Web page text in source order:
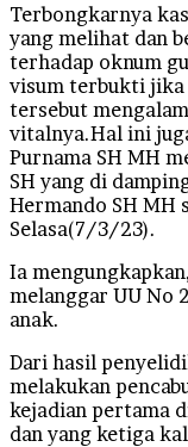
Terbongkarnya
yang melihat dan
terhadap oknum
visum terbukti jika
tersebut
vitalnya.Hal ini
Purnama SH MH
SH yang di
Hermando SH MH
Selasa(7/3/23).
Ia
melanggar UU No
anak.
Dari hasil
melakukan
kejadian pertama
dan yang ketiga